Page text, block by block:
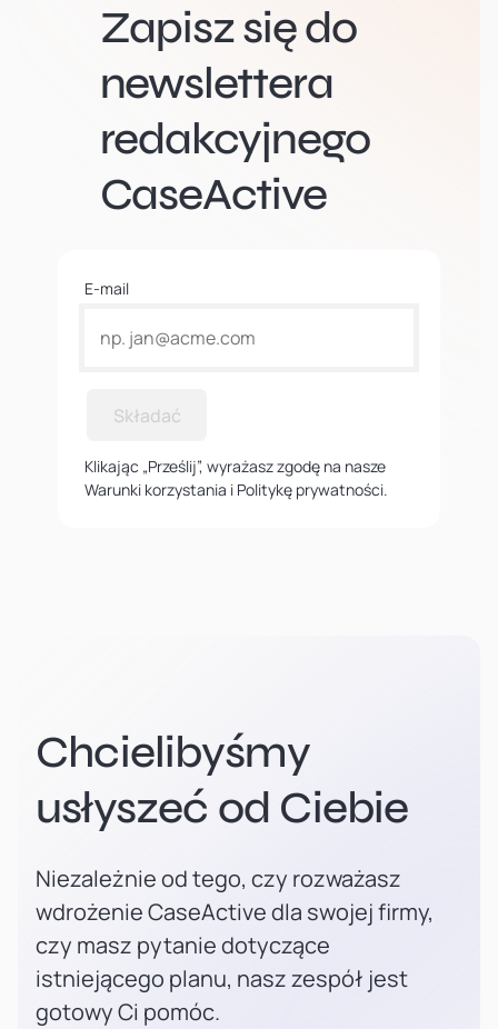
Zapisz się do
newslettera
redakcyjnego
CaseActive
E-mail
Składać
Klikając „Prześlij”, wyrażasz zgodę na nasze
Warunki korzystania i Politykę prywatności.
Chcielibyśmy
usłyszeć od Ciebie
Niezależnie od tego, czy rozważasz
wdrożenie CaseActive dla swojej firmy,
czy masz pytanie dotyczące
istniejącego planu, nasz zespół jest
gotowy Ci pomóc.